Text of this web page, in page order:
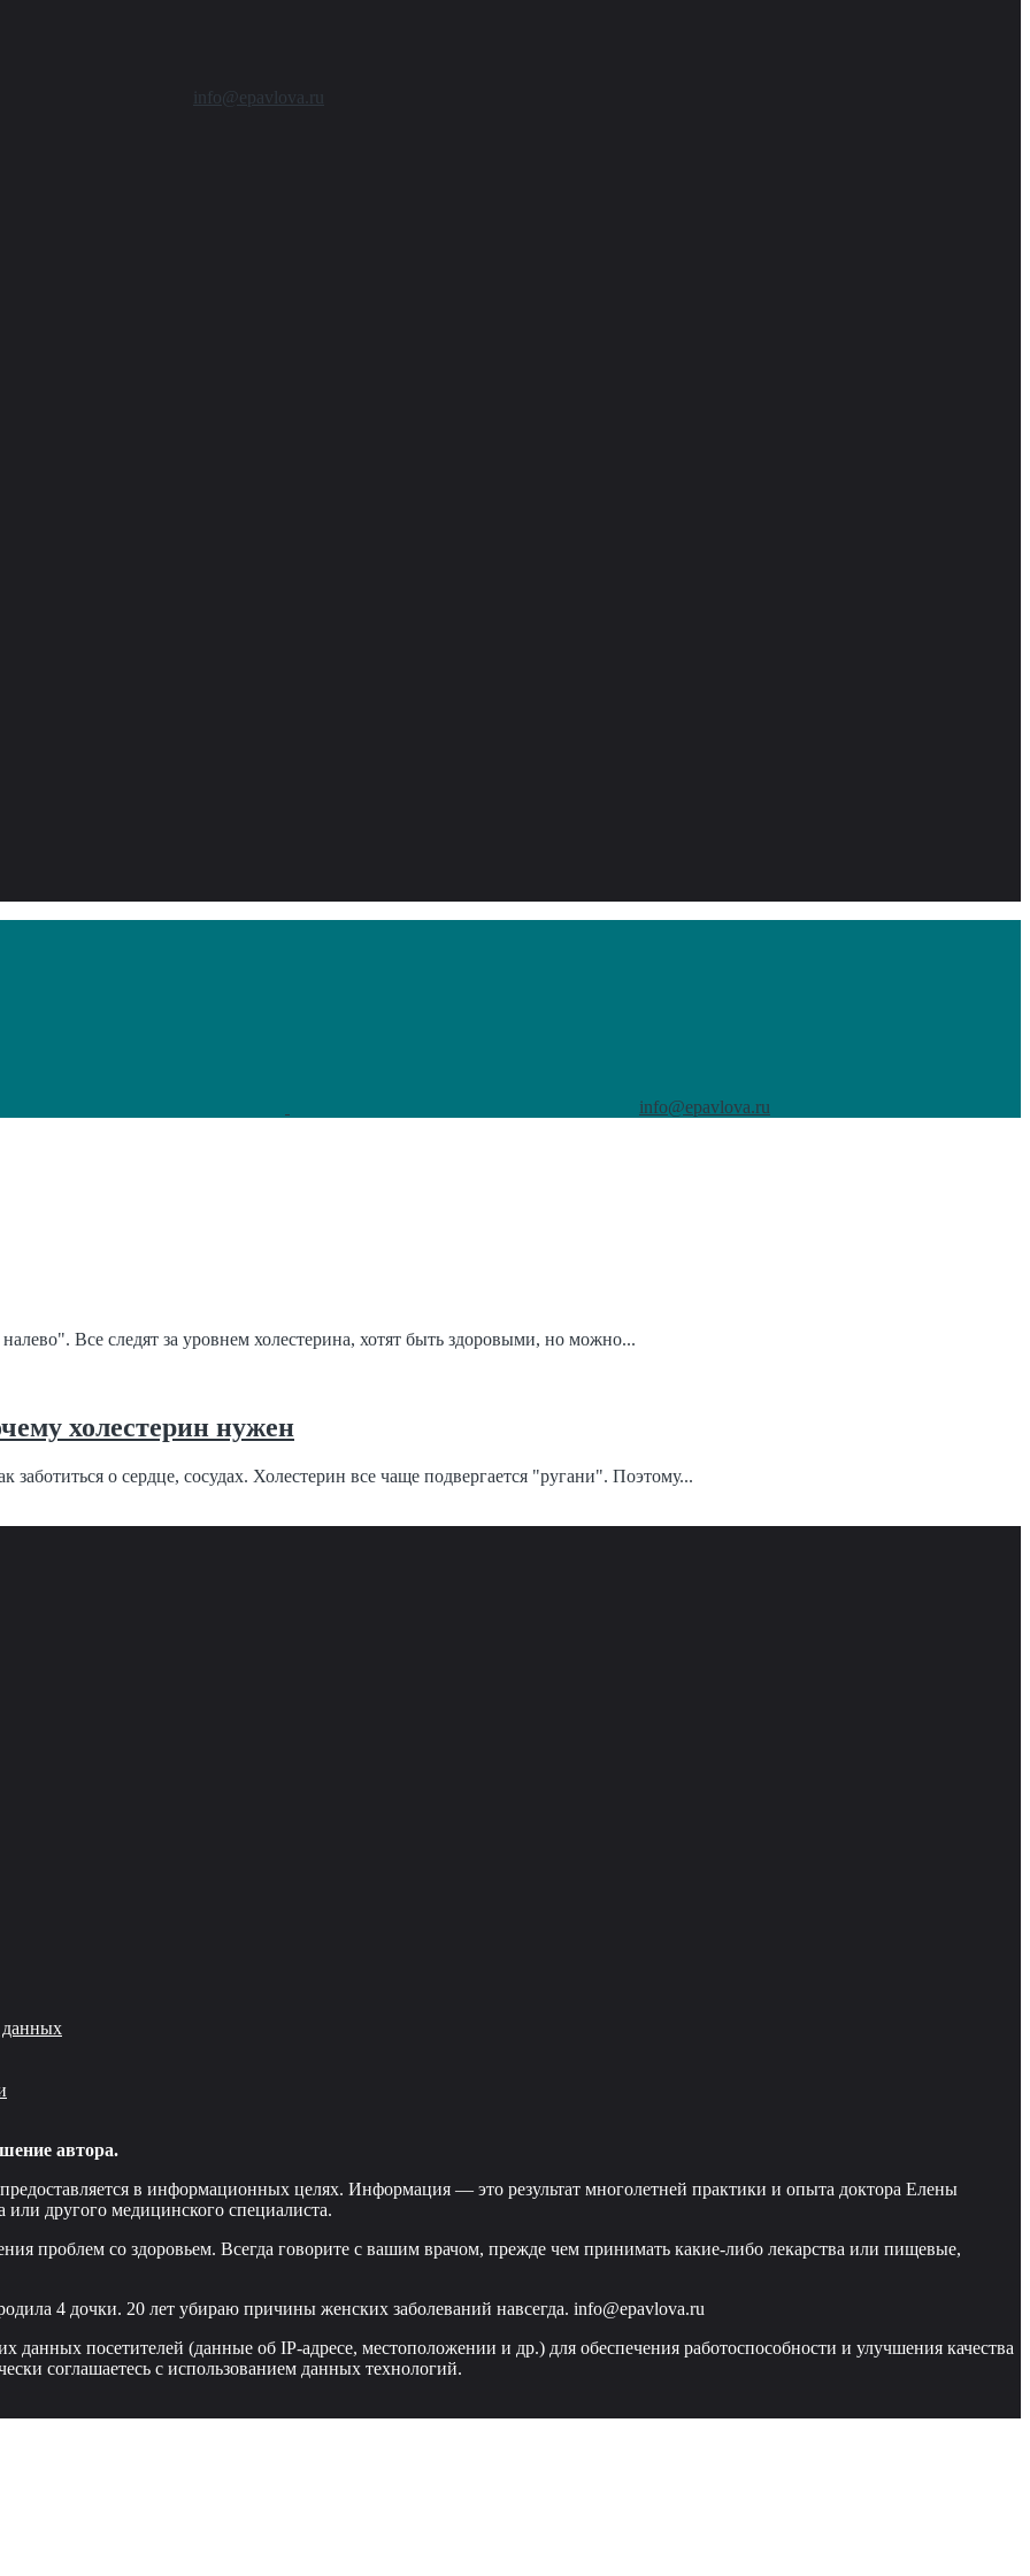
info@epavlova.ru
info@epavlova.ru
Все следят за уровнем холестерина, хотят быть здоровыми, но можно...
холестерин нужен
о сердце, сосудах. Холестерин все чаще подвергается "ругани". Поэтому...
данных
автора.
в информационных целях. Информация — это результат многолетней практики и опыта доктора Елены
другого медицинского специалиста.
проблем со здоровьем. Всегда говорите с вашим врачом, прежде чем принимать какие-либо лекарства или пищевые,
4 дочки. 20 лет убираю причины женских заболеваний навсегда. info@epavlova.ru
данных посетителей (данные об IP-адресе, местоположении и др.) для обеспечения работоспособности и улучшения качества
соглашаетесь с использованием данных технологий.